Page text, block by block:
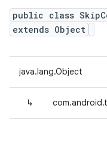
public class
extends Object
java.lang.Object
↳